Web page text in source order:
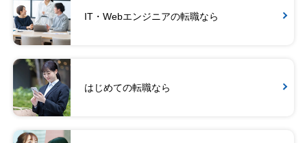
IT・Webエンジニアの転職なら
はじめての転職なら